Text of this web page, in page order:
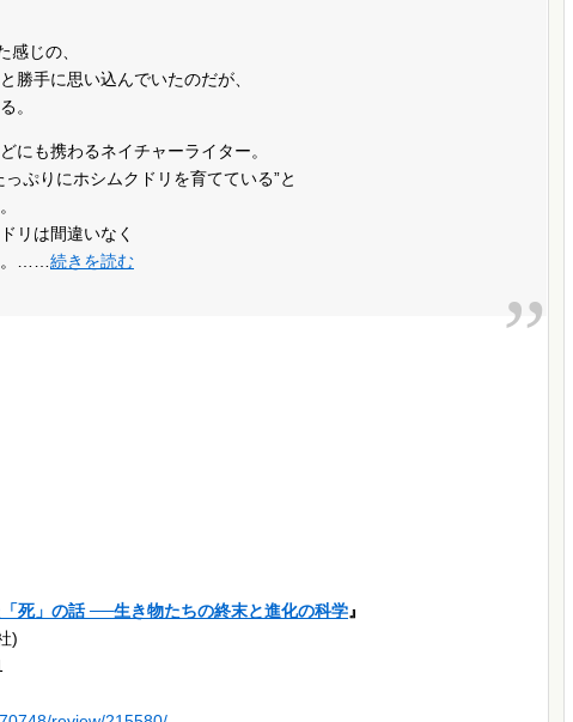
感じの、
勝手に思い込んでいたのだが、
。
にも携わるネイチャーライター。
ぷりにホシムクドリを育てている”と
リは間違いなく
。……続きを読む
死」の話 ──生き物たちの終末と進化の科学』
)